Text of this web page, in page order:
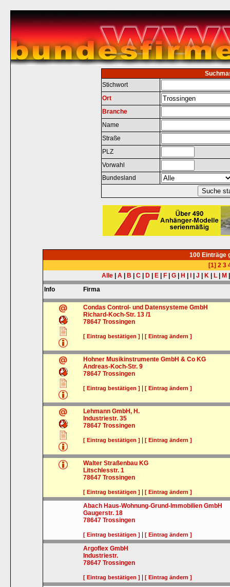
Stichwort
Ort
Branche
Name
Straße
PLZ
Vorwahl
Bundesland
100 Einträge
[1] 2 3
Alle
A B C D E F G H J K L M
Info
Firma
Condas Control- und Datensysteme GmbH
Richard-Koch-Str. 13 /1
78647 Trossingen
[ Eintrag bestätigen ] |[ Eintrag ändern ]
Hohner Musikinstrumente GmbH & Co KG
Andreas-Koch-Str. 9
78647 Trossingen
[ Eintrag bestätigen ] |[ Eintrag ändern ]
Lehmann GmbH, H.
Industriestr. 35
78647 Trossingen
[ Eintrag bestätigen ] |[ Eintrag ändern ]
Walter Straßenbau KG
Litschlesstr. 1
78647 Trossingen
[ Eintrag bestätigen ] |[ Eintrag ändern ]
Abach Haus-Wohnung-Grund-Immobilien GmbH
Gaugerstr. 18
78647 Trossingen
[ Eintrag bestätigen ] |[ Eintrag ändern ]
Argoflex GmbH
Industriestr.
78647 Trossingen
[ Eintrag bestätigen ] |[ Eintrag ändern ]